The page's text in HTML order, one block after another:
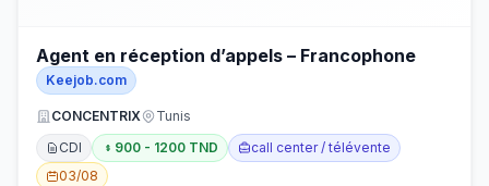
Agent en réception d’appels – Francophone
Keejob.com
CONCENTRIX
Tunis
CDI
900 - 1200 TND
call center / télévente
03/08